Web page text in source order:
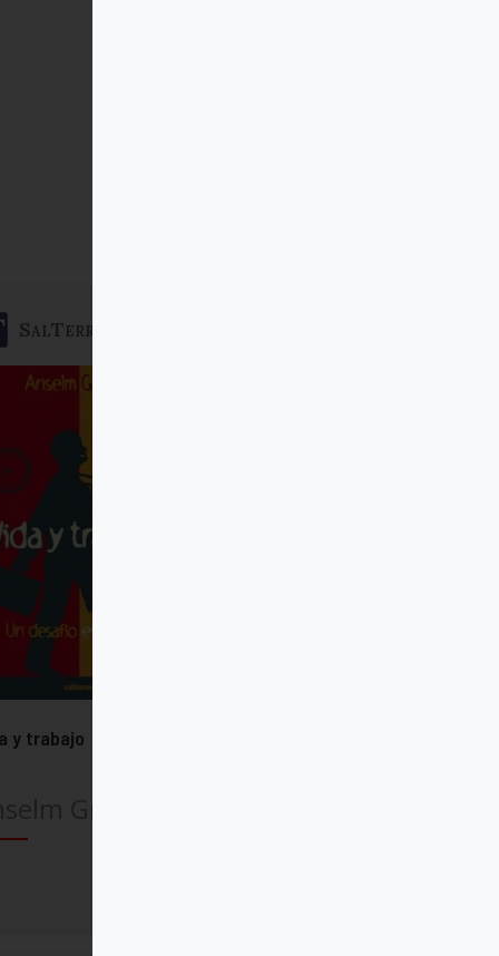
SalTerrae
y trabajo